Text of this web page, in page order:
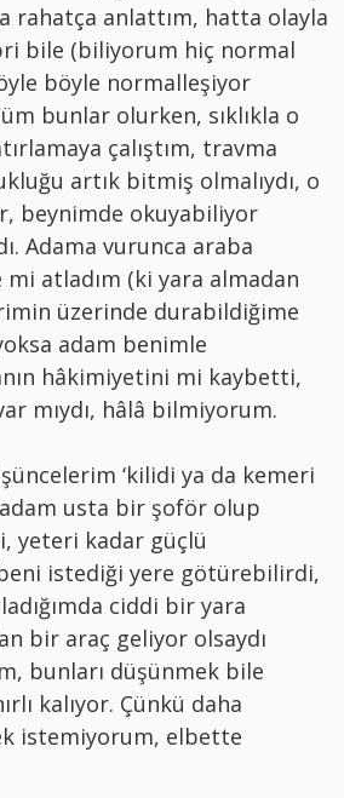
rahatça anlattım, hatta olayla
bile (biliyorum hiç normal
böyle normalleşiyor
bunlar olurken, sıklıkla o
çalıştım, travma
artık bitmiş olmalıydı, o
beynimde okuyabiliyor
Adama vurunca araba
mi atladım (ki yara almadan
üzerinde durabildiğime
adam benimle
hâkimiyetini mi kaybetti,
mıydı, hâlâ bilmiyorum.
‘kilidi ya da kemeri
usta bir şoför olup
yeteri kadar güçlü
istediği yere götürebilirdi,
ciddi bir yara
bir araç geliyor olsaydı
bunları düşünmek bile
kalıyor. Çünkü daha
istemiyorum, elbette